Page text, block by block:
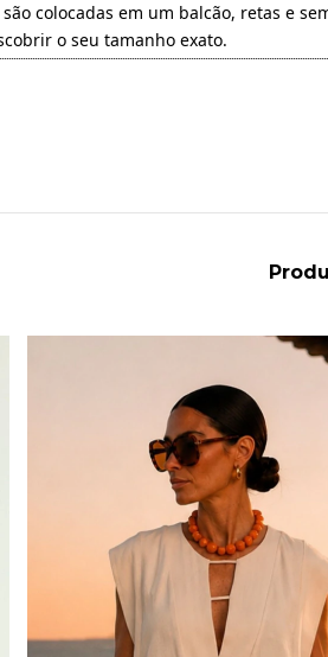
colocadas em um balcão, retas e
o seu tamanho exato.